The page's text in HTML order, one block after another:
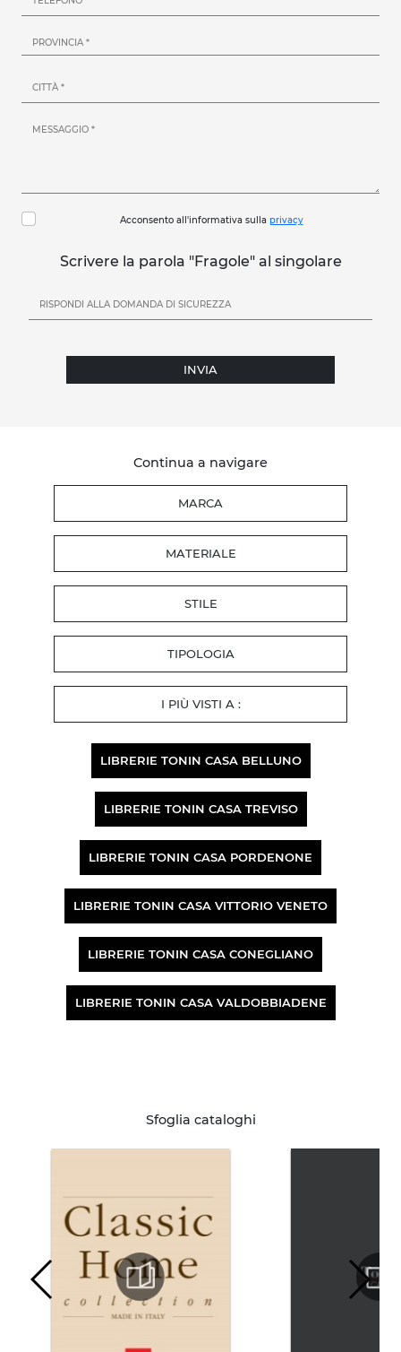
Acconsento all'informativa sulla privacy
Scrivere la parola "Fragole" al singolare
INVIA
Continua a navigare
MARCA
MATERIALE
STILE
TIPOLOGIA
I PIÙ VISTI A :
LIBRERIE TONIN CASA BELLUNO
LIBRERIE TONIN CASA TREVISO
LIBRERIE TONIN CASA PORDENONE
LIBRERIE TONIN CASA VITTORIO VENETO
LIBRERIE TONIN CASA CONEGLIANO
LIBRERIE TONIN CASA VALDOBBIADENE
Sfoglia cataloghi